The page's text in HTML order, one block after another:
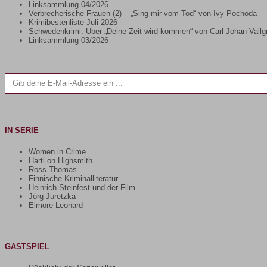
Linksammlung 04/2026
Verbrecherische Frauen (2) – „Sing mir vom Tod“ von Ivy Pochoda
Krimibestenliste Juli 2026
Schwedenkrimi: Über „Deine Zeit wird kommen“ von Carl-Johan
Linksammlung 03/2026
Gib deine E-Mail-Adresse ein ...
IN SERIE
Women in Crime
Hartl on Highsmith
Ross Thomas
Finnische Kriminalliteratur
Heinrich Steinfest und der Film
Jörg Juretzka
Elmore Leonard
GASTSPIEL